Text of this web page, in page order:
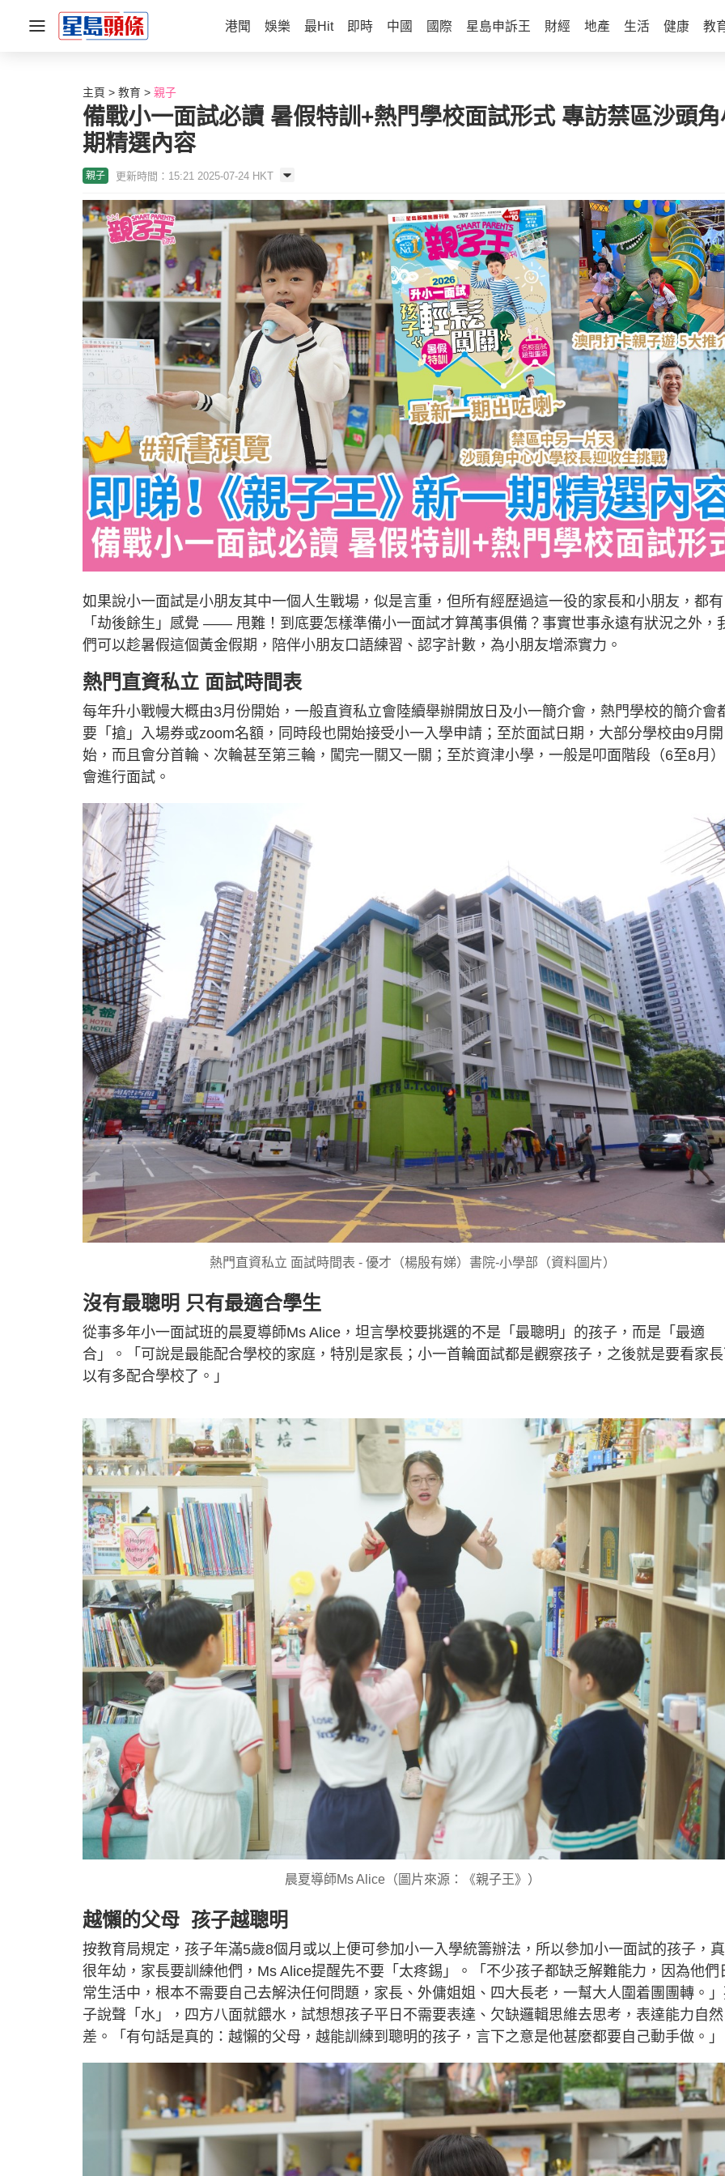
港聞 娛樂 最Hit 即時 中國 國際 星島申訴王 財經 地產 生活 健康 教
主頁 教育 親子
備戰小一面試必讀 暑假特訓+熱門學校面試形式 專訪禁區沙頭
期精選內容
親子 更新時間：15:21 2025-07-24 HKT
如果說小一面試是小朋友其中一個人生戰場，似是言重，但所有經歷過這一役的家長和小朋友，都有
「劫後餘生」感覺 —— 甩難！到底要怎樣準備小一面試才算萬事俱備？事實世事永遠有狀況之外，
們可以趁暑假這個黃金假期，陪伴小朋友口語練習、認字計數，為小朋友增添實力。
熱門直資私立 面試時間表
每年升小戰幔大概由3月份開始，一般直資私立會陸續舉辦開放日及小一簡介會，熱門學校的簡介會
要「搶」入場券或zoom名額，同時段也開始接受小一入學申請；至於面試日期，大部分學校由9月開
始，而且會分首輪、次輪甚至第三輪，闖完一關又一關；至於資津小學，一般是叩面階段（6至8月
會進行面試。
熱門直資私立 面試時間表 - 優才（楊殷有娣）書院-小學部（資料圖片）
沒有最聰明 只有最適合學生
從事多年小一面試班的晨夏導師Ms Alice，坦言學校要挑選的不是「最聰明」的孩子，而是「最適
合」。「可說是最能配合學校的家庭，特別是家長；小一首輪面試都是觀察孩子，之後就是要看家
以有多配合學校了。」
晨夏導師Ms Alice（圖片來源：《親子王》）
越懶的父母 孩子越聰明
按教育局規定，孩子年滿5歲8個月或以上便可參加小一入學統籌辦法，所以參加小一面試的孩子，
很年幼，家長要訓練他們，Ms Alice提醒先不要「太疼錫」。「不少孩子都缺乏解難能力，因為他們
常生活中，根本不需要自己去解決任何問題，家長、外傭姐姐、四大長老，一幫大人圍着團團轉。
子說聲「水」，四方八面就餵水，試想想孩子平日不需要表達、欠缺邏輯思維去思考，表達能力自然
差。「有句話是真的：越懶的父母，越能訓練到聰明的孩子，言下之意是他甚麼都要自己動手做。」